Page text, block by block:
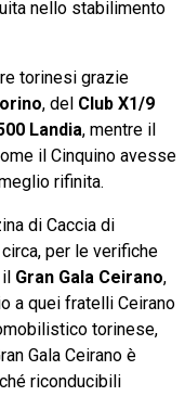
nello stabilimento
torinesi grazie
, del Club X1/9
Landia, mentre il
il Cinquino avesse
rifinita.
di Caccia di
per le verifiche
Gran Gala Ceirano,
a quei fratelli Ceirano
torinese,
Gala Ceirano è
riconducibili